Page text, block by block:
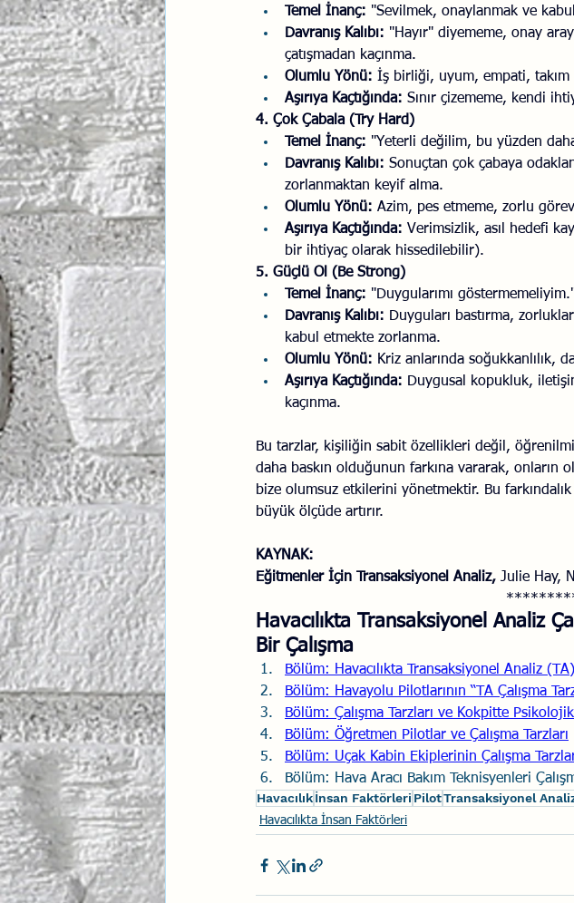
Temel İnanç: "Sevilmek, onaylanmak ve
Davranış Kalıbı: "Hayır" diyememe, onay
çatışmadan kaçınma.
Olumlu Yönü: İş birliği, uyum, empati, takım
Aşırıya Kaçtığında: Sınır çizememe, kendi
4. Çok Çabala (Try Hard)
Temel İnanç: "Yeterli değilim, bu yüzden
Davranış Kalıbı: Sonuçtan çok çabaya
zorlanmaktan keyif alma.
Olumlu Yönü: Azim, pes etmeme, zorlu
Aşırıya Kaçtığında: Verimsizlik, asıl hedefi
bir ihtiyaç olarak hissedilebilir).
5. Güçlü Ol (Be Strong)
Temel İnanç: "Duygularımı
Davranış Kalıbı: Duyguları bastırma,
kabul etmekte zorlanma.
Olumlu Yönü: Kriz anlarında soğukkanlılık,
Aşırıya Kaçtığında: Duygusal kopukluk,
kaçınma.
Bu tarzlar, kişiliğin sabit özellikleri değil,
daha baskın olduğunun farkına vararak, onların
bize olumsuz etkilerini yönetmektir. Bu
büyük ölçüde artırır.
KAYNAK:
Eğitmenler İçin Transaksiyonel Analiz, Julie Hay,
Havacılıkta Transaksiyonel Analiz
Bir Çalışma
Bölüm: Havacılıkta Transaksiyonel Analiz
Bölüm: Havayolu Pilotlarının “TA Çalışma
Bölüm: Çalışma Tarzları ve Kokpitte
Bölüm: Öğretmen Pilotlar ve Çalışma Tarzları
Bölüm: Uçak Kabin Ekiplerinin Çalışma
Bölüm: Hava Aracı Bakım Teknisyenleri
Havacılıkİnsan Faktörleri PilotTransaksiyonel
Havacılıkta İnsan Faktörleri